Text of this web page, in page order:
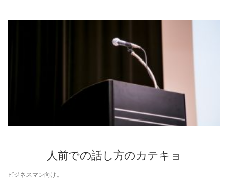
人前での話し方のカテキョ
ビジネスマン向け。